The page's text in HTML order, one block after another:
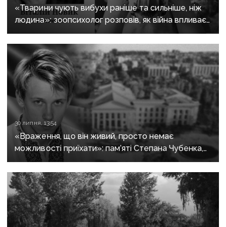
«Тварини чують вибухи раніше та сильніше, ніж
людина»: зоопсихолог розповів, як війна впливає
на домашніх улюбленців
30 липня, 13:54
«Враження, що він живий, просто немає
можливості приїхати»: пам’яті Степана Чубенка,
якого закатували бойовики за любов до України